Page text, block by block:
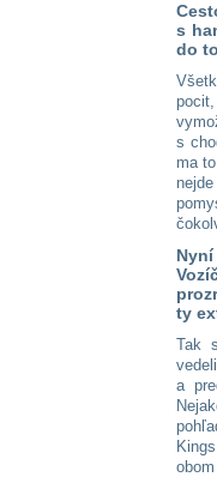
s
do
s
ma
ty
Tak
a